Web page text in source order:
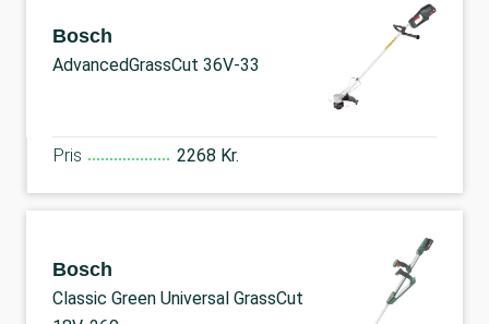
Bosch
AdvancedGrassCut 36V-33
Pris 2268 Kr.
Bosch
Classic Green Universal GrassCut